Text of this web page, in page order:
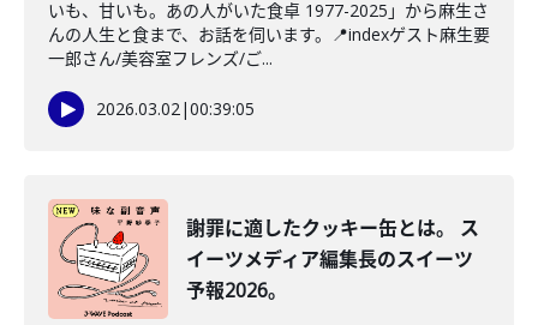
いも、甘いも。あの人がいた食卓 1977-2025」から麻生さ
んの人生と食まで、お話を伺います。📍indexゲスト麻生要
一郎さん/美容室フレンズ/ご...
2026.03.02|00:39:05
謝罪に適したクッキー缶とは。 ス
イーツメディア編集長のスイーツ
予報2026。